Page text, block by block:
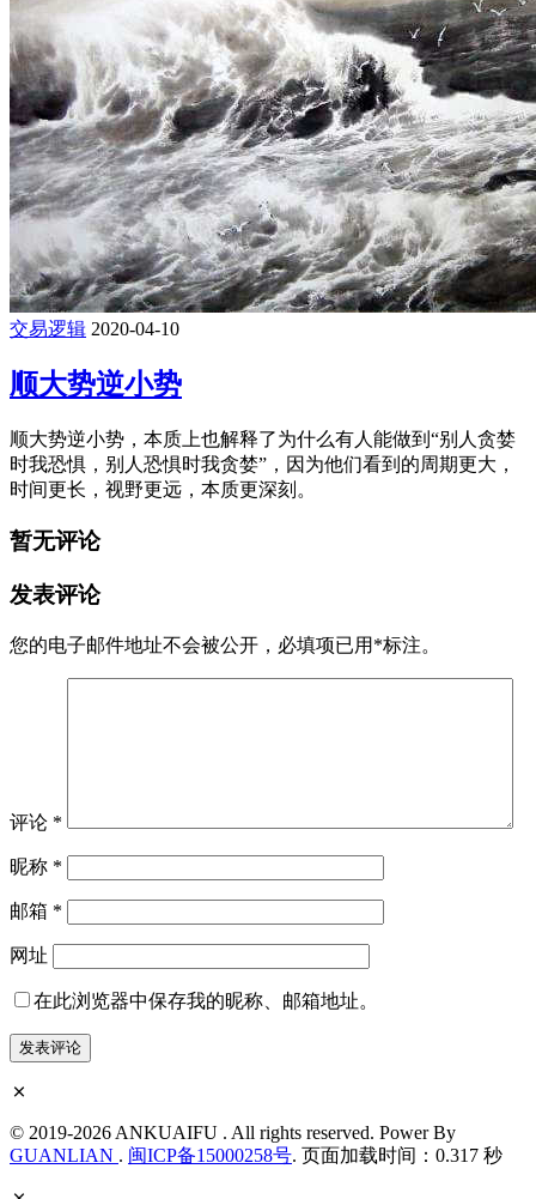
交易逻辑 2020-04-10
顺大势逆小势
顺大势逆小势，本质上也解释了为什么有人能做到“别人贪婪
时我恐惧，别人恐惧时我贪婪”，因为他们看到的周期更大，
时间更长，视野更远，本质更深刻。
暂无评论
发表评论
您的电子邮件地址不会被公开， 必填项已用 *标注。
评论 *
昵称 *
邮箱 *
网址
在此浏览器中保存我的昵称、邮箱地址。
© 2019-2026 ANKUAIFU . All rights reserved. Power By
GUANLIAN . 闽ICP备15000258号. 页面加载时间：0.317 秒